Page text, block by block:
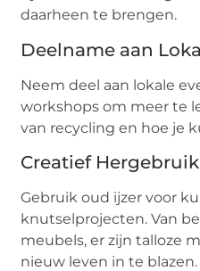
daarheen te brengen.
Deelname aan
Neem deel aan lokale
workshops om meer te
van recycling en hoe je
Creatief Hergebruik
Gebruik oud ijzer voor
knutselprojecten. Van
meubels, er zijn talloze
nieuw leven in te blazen.